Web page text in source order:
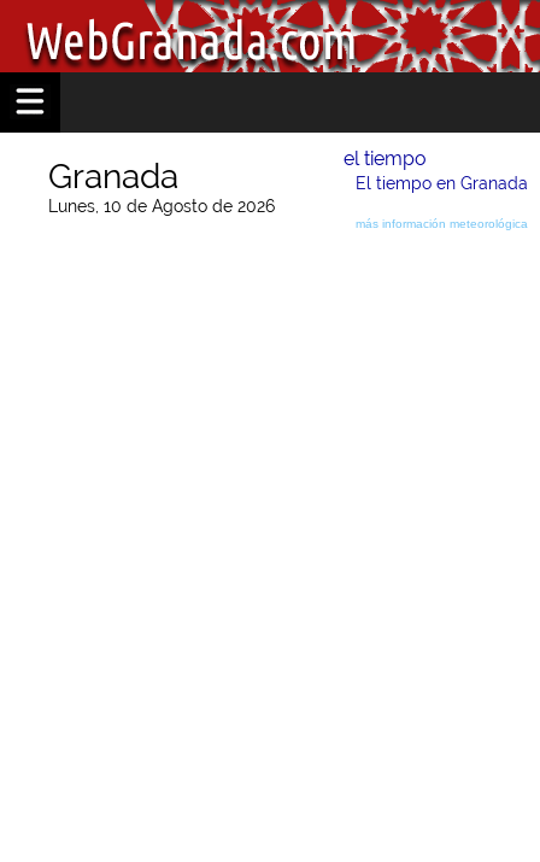
Granada
Lunes, 10 de Agosto de 2026
el tiempo
El tiempo en Granada
más información meteorológica